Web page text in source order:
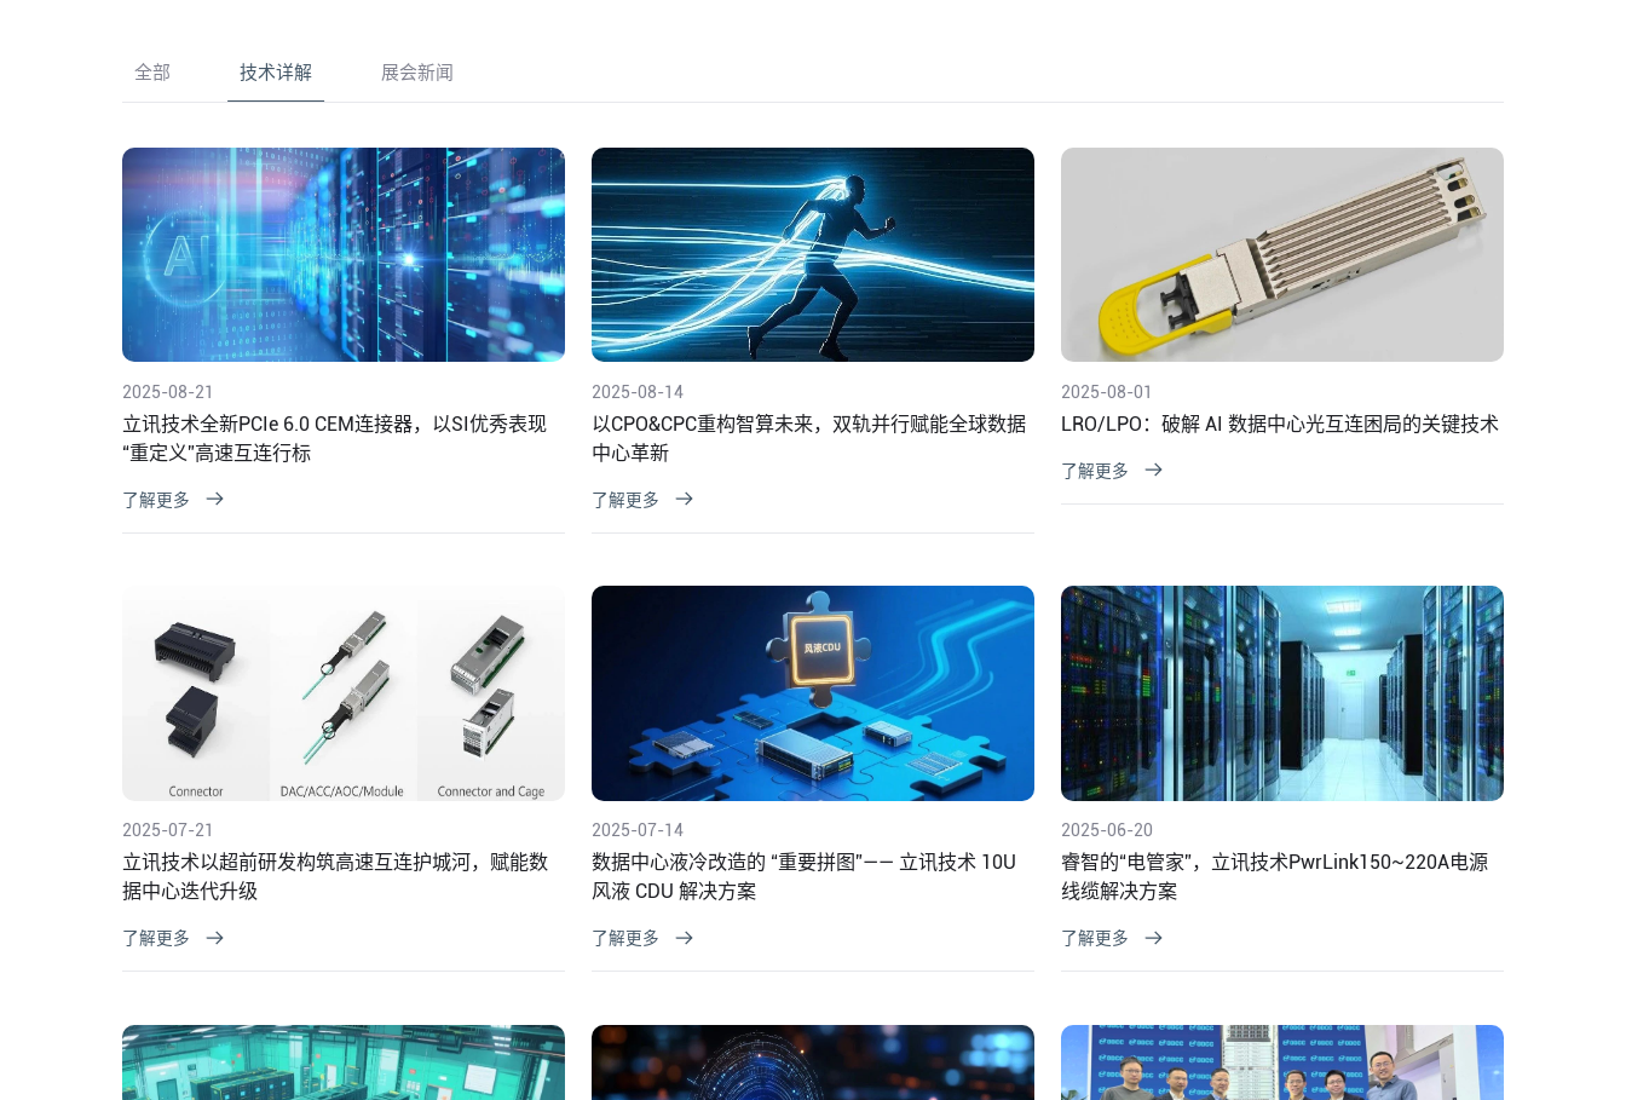
全部 技术详解 展会新闻
2025-08-21
立讯技术全新PCIe 6.0 CEM连接器，以SI优秀表现
“重定义”高速互连行标
了解更多
2025-08-14
以CPO&CPC重构智算未来，双轨并行赋能全球数据
中心革新
了解更多
2025-08-01
LRO/LPO：破解 AI 数据中心光互连困局的关键技术
了解更多
2025-07-21
立讯技术以超前研发构筑高速互连护城河，赋能数
据中心迭代升级
了解更多
2025-07-14
数据中心液冷改造的 “重要拼图”—— 立讯技术 10U
风液 CDU 解决方案
了解更多
2025-06-20
睿智的“电管家”，立讯技术PwrLink150~220A电源
线缆解决方案
了解更多